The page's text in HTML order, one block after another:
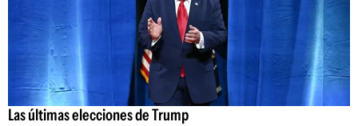
Las últimas elecciones de Trump